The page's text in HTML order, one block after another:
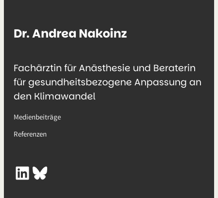
Dr. Andrea Nakoinz
Fachärztin für Anästhesie und Beraterin
für gesundheitsbezogene Anpassung an
den Klimawandel
Medienbeiträge
Referenzen
LinkedIn Bluesky